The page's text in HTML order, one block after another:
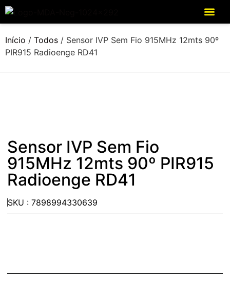
Início / Todos / Sensor IVP Sem Fio 915MHz 12mts 90º
PIR915 Radioenge RD41
Sensor IVP Sem Fio
915MHz 12mts 90º PIR915
Radioenge RD41
SKU : 7898994330639